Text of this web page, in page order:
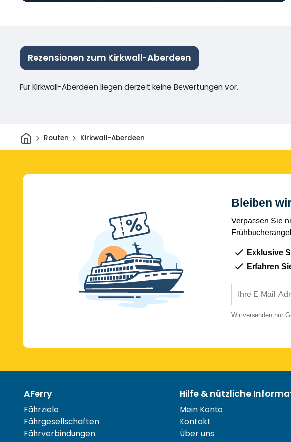
Rezensionen zum Kirkwall-Aberdeen
Für Kirkwall-Aberdeen liegen derzeit keine Bewertungen vor.
HeimRouten Kirkwall-Aberdeen
Bleiben
Verpassen Sie
Exklusive
Erfahren
Wir versenden nur
AFerry
Fährziele
Fährgesellschaften
Fährverbindungen
Hilfe & nützliche
Mein Konto
Kontakt
Über uns